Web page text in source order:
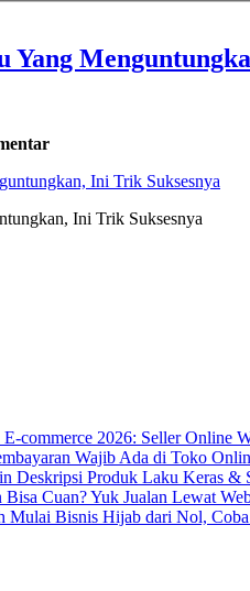
Yang
Ini Trik Suksesnya
commerce 2026: Seller Online
Wajib Ada di Toko
Deskripsi Produk Laku Keras &
Bisa Cuan? Yuk Jualan Lewat
Mulai Bisnis Hijab dari Nol,